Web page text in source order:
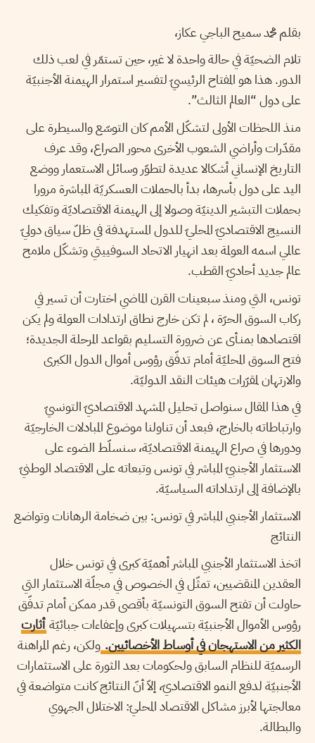
بقلم محمد سميح الباجي عكاز،
تلام الضحيّة في حالة واحدة لا غير، حين تستمّر في لعب ذلك
الدور. هذا هو المفتاح الرئيسيّ لتفسير استمرار الهيمنة الأجنبيّة
على دول “العالم الثالث”.
منذ اللحظات الأولى لتشكّل الأمم كان التوسّع والسيطرة على
مقدّرات وأراضي الشعوب الأخرى محور الصراع، وقد عرف
التاريخ الإنساني أشكالا عديدة لتطوّر وسائل الاستعمار ووضع
اليد على دول بأسرها، بدأ بالحملات العسكريّة المباشرة مرورا
بحملات التبشير الدينيّة وصولا إلى الهيمنة الاقتصاديّة وتفكيك
النسيج الاقتصاديّ المحليّ للدول المستهدفة في ظلّ سياق دوليّ
عالمي اسمه العولمة بعد انهيار الاتحاد السوفييتي وتشكّل ملامح
عالم جديد أحاديّ القطب.
تونس، التي ومنذ سبعينات القرن الماضي اختارت أن تسير في
ركاب السوق الحرّة ، لم تكن خارج نطاق ارتدادات العولمة ولم يكن
اقتصادها بمنـأى عن ضرورة التسليم بقواعد المرحلة الجديدة؛
فتح السوق المحليّة أمام تدفّق رؤوس أموال الدول الكبرى
والارتهان لمقرّرات هيئات النقد الدوليّة.
في هذا المقال سنواصل تحليل المشهد الاقتصاديّ التونسيّ
وارتباطاته بالخارج، فبعد أن تناولنا موضوع المبادلات الخارجيّة
ودورها في صراع الهيمنة الاقتصاديّة، سنسلّط الضوء على
الاستثمار الأجنبيّ المباشر في تونس وتبعاته على الاقتصاد الوطنيّ
بالإضافة إلى ارتداداته السياسيّة.
الاستثمار الأجنبي المباشر في تونس: بين ضخامة الرهانات وتواضع
النتائج
اتخذ الاستثمار الأجنبي المباشر أهميّة كبرى في تونس خلال
العقدين المنقضيين، تمثّل في الخصوص في مجلّة الاستثمار التي
حاولت أن تفتح السوق التونسيّة بأقصى قدر ممكن أمام تدفّق
رؤوس الأموال الأجنبيّة بتسهيلات كبرى وإعفاءات جبائيّة أثارت
الكثير من الاستهجان في أوساط الأخصائيين. ولكن، رغم المراهنة
الرسميّة للنظام السابق ولحكومات بعد الثورة على الاستثمارات
الأجنبيّة لدفع النمو الاقتصاديّ، إلاّ أنّ النتائج كانت متواضعة في
معالجتها لأبرز مشاكل الاقتصاد المحليّ: الاختلال الجهوي
والبطالة.